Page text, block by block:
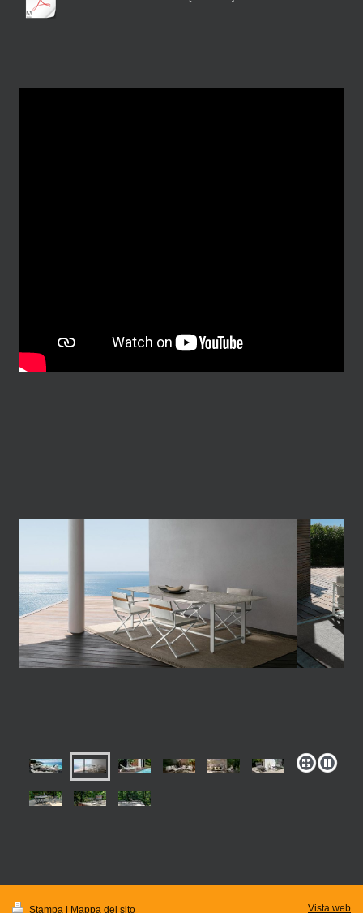
Stampa | Mappa del sito Vista web